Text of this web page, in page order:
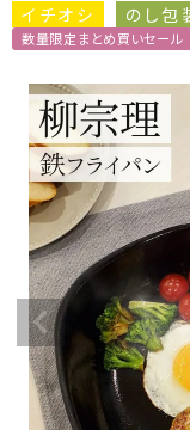
イチオシ のし包
数量限定まとめ買いセール